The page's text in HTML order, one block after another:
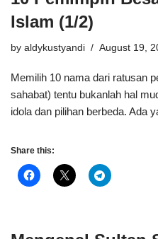
Islam (1/2)
by aldykustyandi August 19,
Memilih 10 nama dari ratusan
sahabat) tentu bukanlah hal
idola dan pilihan berbeda. Ada
Share this: